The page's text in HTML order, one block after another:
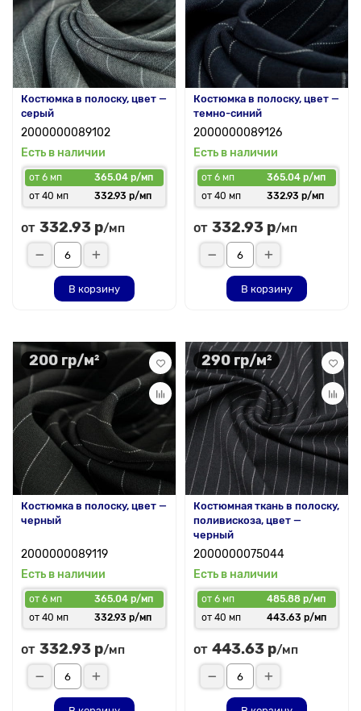
Костюмка в полоску, цвет —
серый
2000000089102
Есть в наличии
от 6 мп
365.04 р/мп
от 40 мп
332.93 р/мп
от 332.93 р/мп
В корзину
Костюмка в полоску, цвет —
темно-синий
2000000089126
Есть в наличии
от 6 мп
365.04 р/мп
от 40 мп
332.93 р/мп
от 332.93 р/мп
В корзину
200 гр/м²
Костюмка в полоску, цвет —
черный
2000000089119
Есть в наличии
от 6 мп
365.04 р/мп
от 40 мп
332.93 р/мп
от 332.93 р/мп
290 гр/м²
Костюмная ткань в полоску,
поливискоза, цвет —
черный
2000000075044
Есть в наличии
от 6 мп
485.88 р/мп
от 40 мп
443.63 р/мп
от 443.63 р/мп